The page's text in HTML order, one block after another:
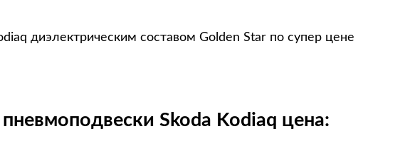
диэлектрическим составом Golden Star по супер цене
Skoda Kodiaq цена: